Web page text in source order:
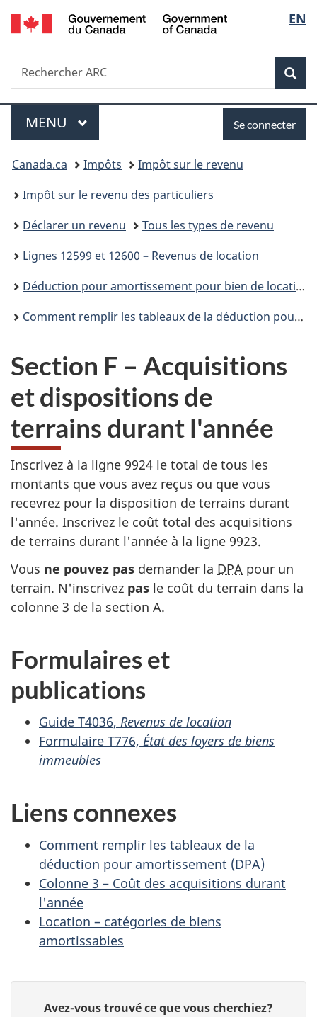
Passer
au
Passer
à
du
Passer
à
simplifiée
de
la
EN
Recherche
Rechercher
ARC
Menu
MENU PRINCIPAL
connecter
Se connecter
Vous
êtes
ici :
Canada.ca Impôts
Impôt sur le revenu
Impôt sur le revenu des particuliers
Déclarer un revenu
Tous les types de revenu
Lignes 12599 et 12600 – Revenus de location
Déduction pour amortissement pour bien de location
Comment remplir les tableaux de la déduction pour amortissement (DPA)
Section F – Acquisitions
et dispositions de
terrains durant l'année
Inscrivez à la ligne 9924 le total de tous les
montants que vous avez reçus ou que vous
recevrez pour la disposition de terrains durant
l'année. Inscrivez le coût total des acquisitions
de terrains durant l'année à la ligne 9923.
Vous ne pouvez pas demander la DPA pour un
terrain. N'inscrivez pas le coût du terrain dans la
colonne 3 de la section A.
Formulaires et
publications
Guide T4036, Revenus de location
Formulaire T776, État des loyers de biens
immeubles
Liens connexes
Comment remplir les tableaux de la
déduction pour amortissement (DPA)
Colonne 3 – Coût des acquisitions durant
l'année
Location – catégories de biens
amortissables
Avez-vous trouvé ce que vous cherchiez?